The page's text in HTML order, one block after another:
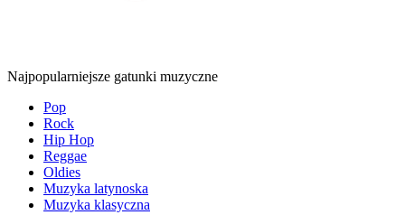
Najpopularniejsze gatunki muzyczne
Pop
Rock
Hip Hop
Reggae
Oldies
Muzyka latynoska
Muzyka klasyczna